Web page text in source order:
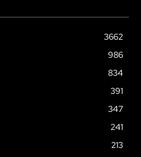
3662
986
834
391
347
241
213